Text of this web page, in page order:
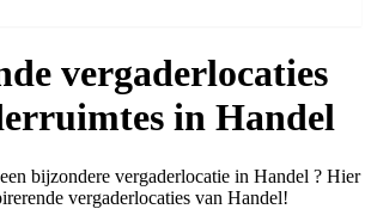
vergaderlocaties
in Handel
bijzondere vergaderlocatie in Handel ? Hier
vergaderlocaties van Handel!